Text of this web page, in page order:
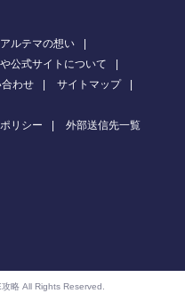
アルテマの想い
公式サイトについて
わせ
サイトマップ
リシー 外部送信先一覧
略 All Rights Reserved.